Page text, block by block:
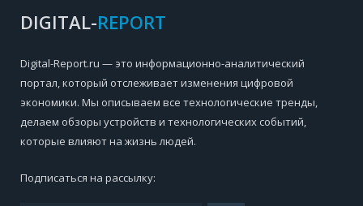
DIGITAL-REPORT
Digital-Report.ru — это информационно-аналитический
портал, который отслеживает изменения цифровой
экономики. Мы описываем все технологические тренды,
делаем обзоры устройств и технологических событий,
которые влияют на жизнь людей.
Подписаться на рассылку: